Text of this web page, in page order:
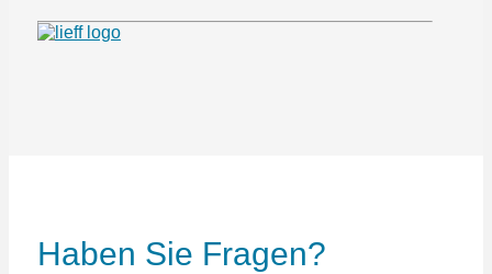
Haben Sie Fragen?